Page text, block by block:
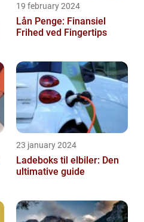
19 february 2024
Lån Penge: Finansiel
Frihed ved Fingertips
23 january 2024
Ladeboks til elbiler: Den
ultimative guide